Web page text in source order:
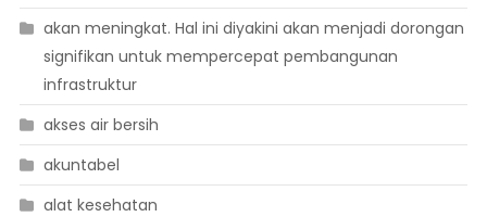
akan meningkat. Hal ini diyakini akan menjadi dorongan
signifikan untuk mempercepat pembangunan
infrastruktur
akses air bersih
akuntabel
alat kesehatan